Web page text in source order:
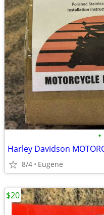
•
8/4 Eugene
$20